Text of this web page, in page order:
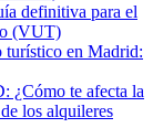
definitiva para el
(VUT)
turístico en Madrid:
te afecta la
los alquileres